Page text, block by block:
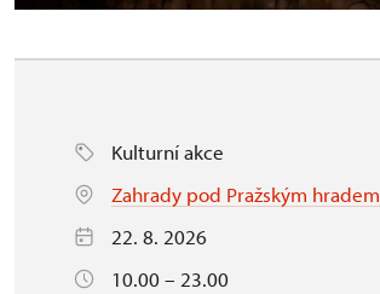
Kulturní akce
Zahrady pod Pražským hradem
22. 8. 2026
10.00 – 23.00